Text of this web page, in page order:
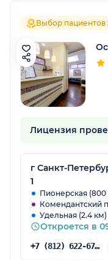
Выбор пациентов
Лицензия
г Санкт-
1
Пионерская (800
Комендантский
Удельная (2.4 км)
Откроется в
+7 (812) 622-67-84